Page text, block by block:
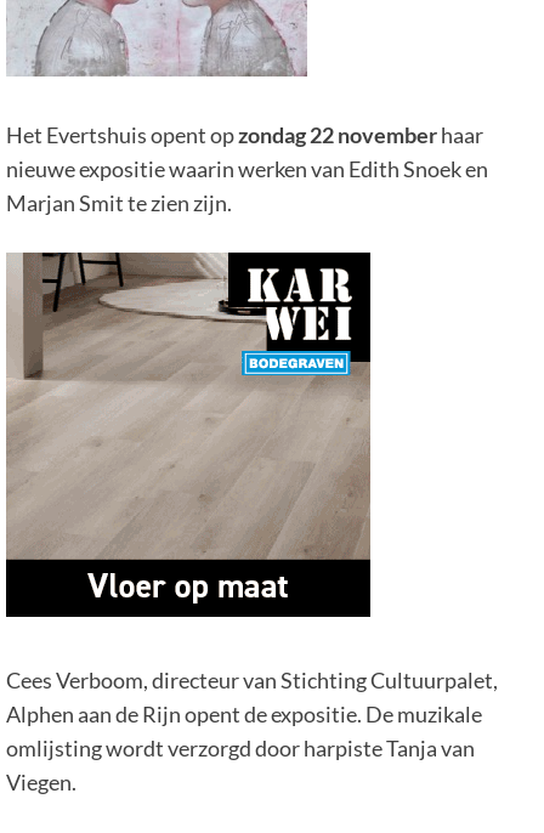
Het Evertshuis opent opzondag 22 novemberhaar
nieuwe expositie waarin werken van Edith Snoek en
Marjan Smit te zien zijn.
Cees Verboom, directeur van Stichting Cultuurpalet,
Alphen aan de Rijn opent de expositie. De muzikale
omlijsting wordt verzorgd door harpiste Tanja van
Viegen.